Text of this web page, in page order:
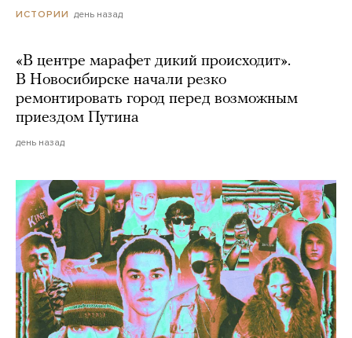
ИСТОРИИ день назад
«В центре марафет дикий происходит».
В Новосибирске начали резко
ремонтировать город перед возможным
приездом Путина
день назад